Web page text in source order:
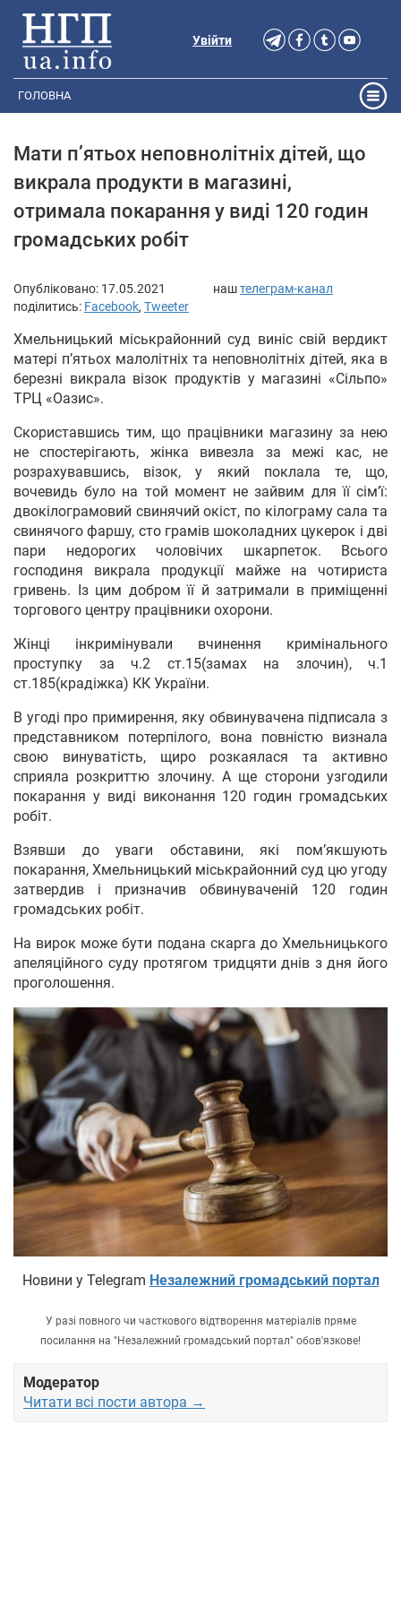
Увійти
ГОЛОВНА
Мати п’ятьох неповнолітніх дітей, що
викрала продукти в магазині,
отримала покарання у виді 120 годин
громадських робіт
Опубліковано: 17.05.2021 наштелеграм-канал
поділитись: Facebook, Tweeter
Хмельницький міськрайонний суд виніс свій вердикт
матері п’ятьох малолітніх та неповнолітніх дітей, яка в
березні викрала візок продуктів у магазині «Сільпо»
ТРЦ «Оазис».
Скориставшись тим, що працівники магазину за нею
не спостерігають, жінка вивезла за межі кас, не
розрахувавшись, візок, у який поклала те, що,
вочевидь було на той момент не зайвим для її сім’ї:
двокілограмовий свинячий окіст, по кілограму сала та
свинячого фаршу, сто грамів шоколадних цукерок і дві
пари недорогих чоловічих шкарпеток. Всього
господиня викрала продукції майже на чотириста
гривень. Із цим добром її й затримали в приміщенні
торгового центру працівники охорони.
Жінці інкримінували вчинення кримінального
проступку за ч.2 ст.15(замах на злочин), ч.1
ст.185(крадіжка) КК України.
В угоді про примирення, яку обвинувачена підписала з
представником потерпілого, вона повністю визнала
свою винуватість, щиро розкаялася та активно
сприяла розкриттю злочину. А ще сторони узгодили
покарання у виді виконання 120 годин громадських
робіт.
Взявши до уваги обставини, які пом’якшують
покарання, Хмельницький міськрайонний суд цю угоду
затвердив і призначив обвинуваченій 120 годин
громадських робіт.
На вирок може бути подана скарга до Хмельницького
апеляційного суду протягом тридцяти днів з дня його
проголошення.
Новини у Telegram Незалежний громадський портал
У разі повного чи часткового відтворення матеріалів пряме
посилання на "Незалежний громадський портал" обов'язкове!
Модератор
Читати всі пости автора →